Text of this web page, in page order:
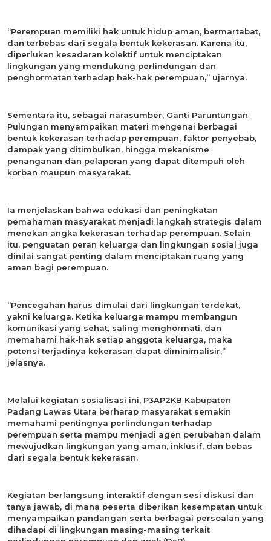
“Perempuan memiliki hak untuk hidup aman, bermartabat,
dan terbebas dari segala bentuk kekerasan. Karena itu,
diperlukan kesadaran kolektif untuk menciptakan
lingkungan yang mendukung perlindungan dan
penghormatan terhadap hak-hak perempuan,” ujarnya.
Sementara itu, sebagai narasumber, Ganti Paruntungan
Pulungan menyampaikan materi mengenai berbagai
bentuk kekerasan terhadap perempuan, faktor penyebab,
dampak yang ditimbulkan, hingga mekanisme
penanganan dan pelaporan yang dapat ditempuh oleh
korban maupun masyarakat.
Ia menjelaskan bahwa edukasi dan peningkatan
pemahaman masyarakat menjadi langkah strategis dalam
menekan angka kekerasan terhadap perempuan. Selain
itu, penguatan peran keluarga dan lingkungan sosial juga
dinilai sangat penting dalam menciptakan ruang yang
aman bagi perempuan.
“Pencegahan harus dimulai dari lingkungan terdekat,
yakni keluarga. Ketika keluarga mampu membangun
komunikasi yang sehat, saling menghormati, dan
memahami hak-hak setiap anggota keluarga, maka
potensi terjadinya kekerasan dapat diminimalisir,”
jelasnya.
Melalui kegiatan sosialisasi ini, P3AP2KB Kabupaten
Padang Lawas Utara berharap masyarakat semakin
memahami pentingnya perlindungan terhadap
perempuan serta mampu menjadi agen perubahan dalam
mewujudkan lingkungan yang aman, inklusif, dan bebas
dari segala bentuk kekerasan.
Kegiatan berlangsung interaktif dengan sesi diskusi dan
tanya jawab, di mana peserta diberikan kesempatan untuk
menyampaikan pandangan serta berbagai persoalan yang
dihadapi di lingkungan masing-masing terkait